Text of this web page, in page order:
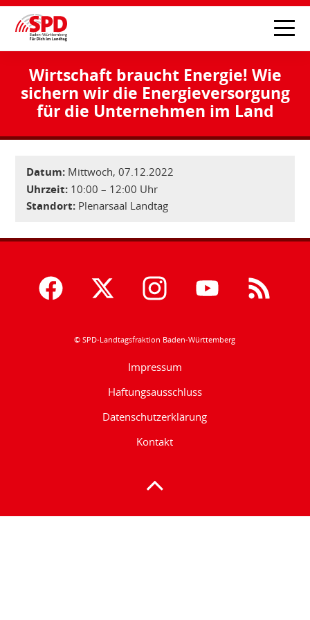
Wirtschaft braucht Energie! Wie
sichern wir die Energieversorgung
für die Unternehmen im Land
Datum: Mittwoch, 07.12.2022
Uhrzeit:10:00 – 12:00 Uhr
Standort:Plenarsaal Landtag
© SPD-Landtagsfraktion Baden-Württemberg
Impressum
Haftungsausschluss
Datenschutzerklärung
Kontakt